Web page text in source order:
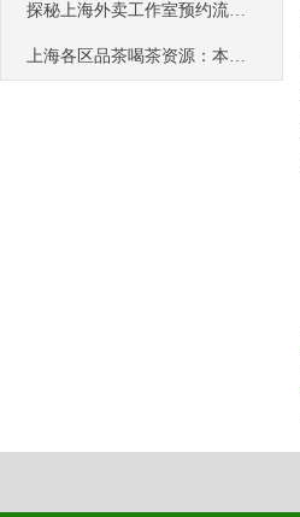
探秘上海外卖工作室预约流程，超详细！
上海各区品茶喝茶资源：本地茶友的共享宝典